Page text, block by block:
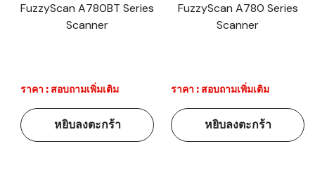
FuzzyScan A780BT Series
Scanner
ราคา : สอบถามเพิ่มเติม
หยิบลงตะกร้า
FuzzyScan A780 Series
Scanner
ราคา : สอบถามเพิ่มเติม
หยิบลงตะกร้า